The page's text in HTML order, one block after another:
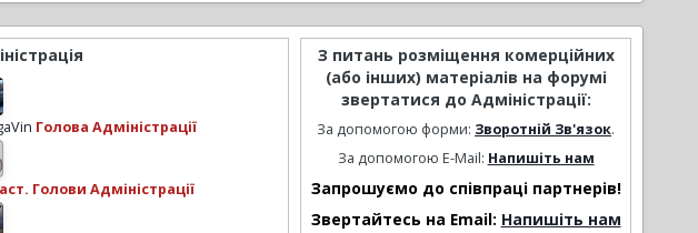
Голова Адміністрації
Голови Адміністрації
З питань розміщення комерційних
(або інших) матеріалів на форумі
звертатися до Адміністрації:
За допомогою форми: Зворотній Зв'язок.
За допомогою E-Mail: Напишіть нам
Запрошуємо до співпраці партнерів!
Звертайтесь на Email: Напишіть нам